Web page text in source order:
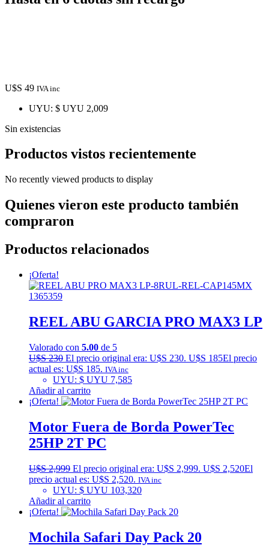
U$S 49 IVA inc
UYU: $ UYU 2,009
Sin existencias
Productos vistos recientemente
No recently viewed products to display
Quienes vieron este producto también
compraron
Productos relacionados
¡Oferta!
REEL ABU GARCIA PRO MAX3 LP
Valorado con 5.00 de 5
U$S230 El precio original era: U$S 230. U$S 185El precio
actual es: U$S 185. IVA inc
UYU: $ UYU 7,585
Añadir al carrito
¡Oferta!
Motor Fuera de Borda PowerTec
25HP 2T PC
U$S2,999 El precio original era: U$S 2,999. U$S 2,520El
precio actual es: U$S 2,520. IVA inc
UYU: $ UYU 103,320
Añadir al carrito
¡Oferta!
Mochila Safari Day Pack 20